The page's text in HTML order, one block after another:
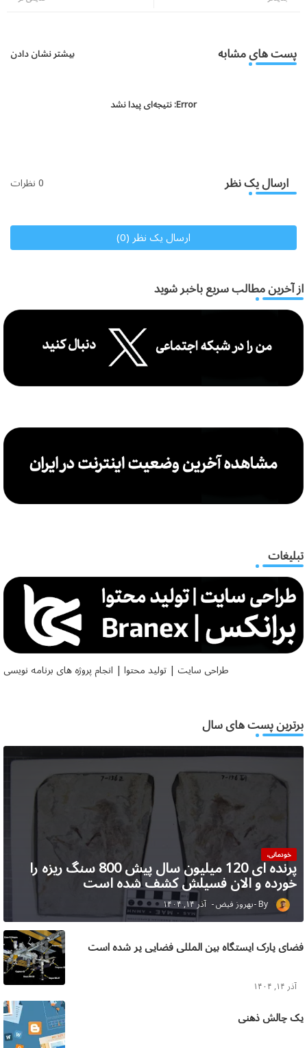
پست های مشابه بیشتر نشان دادن
Error: نتیجه‌ای پیدا نشد
ارسال یک نظر 0 نظرات
ارسال یک نظر (0)
از آخرین مطالب سریع باخبر شوید
تبلیغات
طراحی سایت | تولید محتوا | انجام پروژه های برنامه نویسی
برترین پست های سال
خودمانی، پرنده ای 120 میلیون سال پیش 800 سنگ ریزه را
خورده و الان فسیلش کشف شده است
بهروز فیض آذر ۱۴, ۱۴۰۴
فضای پارک ایستگاه بین المللی فضایی پر شده است
آذر ۱۴, ۱۴۰۴
یک چالش ذهنی